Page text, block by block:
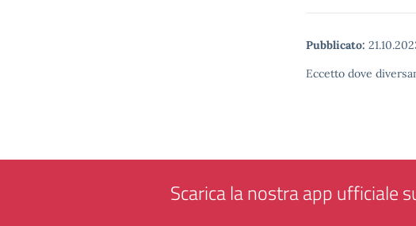
Pubblicato:
Eccetto dove
Scarica la nostra app ufficiale